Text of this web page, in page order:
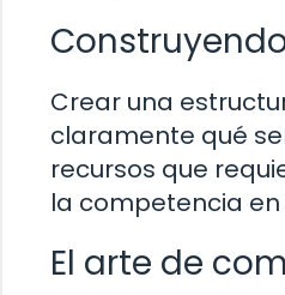
Crear una
claramente qué
recursos que
la competencia
El arte de